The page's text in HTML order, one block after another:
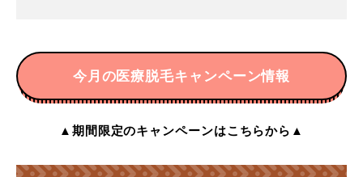
今月の医療脱毛キャンペーン情報
▲期間限定のキャンペーンはこちらから▲